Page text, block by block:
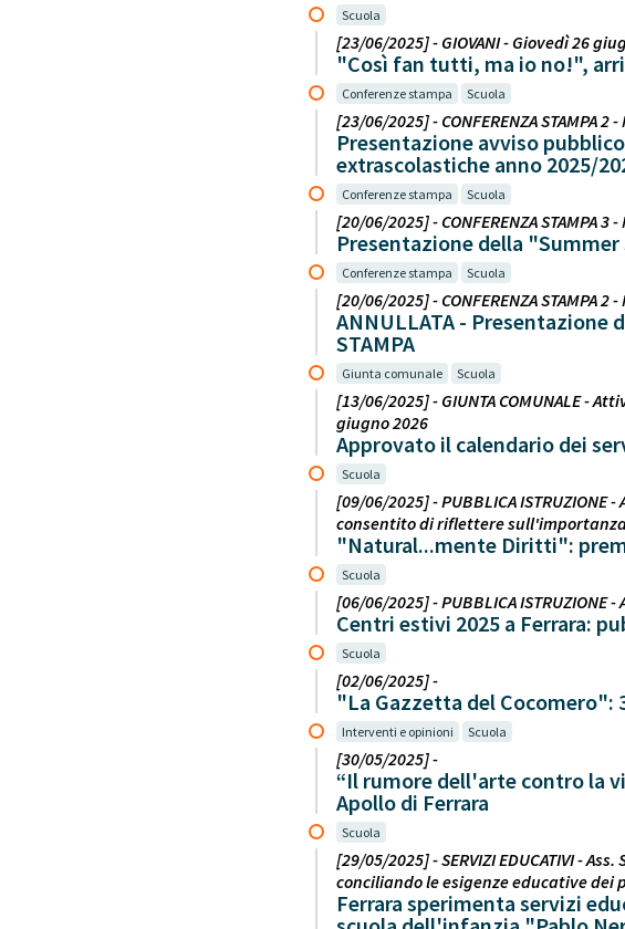
Scuola
[23/06/2025] - GIOVANI - Giovedì 26
"Così fan tutti, ma io no!",
Conferenze stampa Scuola
[23/06/2025] - CONFERENZA
Presentazione avviso
extrascolastiche anno 2025/
Conferenze stampa Scuola
[20/06/2025] - CONFERENZA
Presentazione della
Conferenze stampa Scuola
[20/06/2025] - CONFERENZA
ANNULLATA - Presentazione
STAMPA
Giunta comunale Scuola
[13/06/2025] - GIUNTA COMUNALE -
giugno 2026
Approvato il calendario dei
Scuola
[09/06/2025] - PUBBLICA
consentito di riflettere
"Natural...mente Diritti":
Scuola
[06/06/2025] - PUBBLICA
Centri estivi 2025 a Ferrara:
Scuola
[02/06/2025] -
"La Gazzetta del
Interventi e opinioni Scuola
[30/05/2025] -
“Il rumore dell'arte contro la
Apollo di Ferrara
Scuola
[29/05/2025] - SERVIZI EDUCATIVI -
conciliando le esigenze educative
Ferrara sperimenta servizi